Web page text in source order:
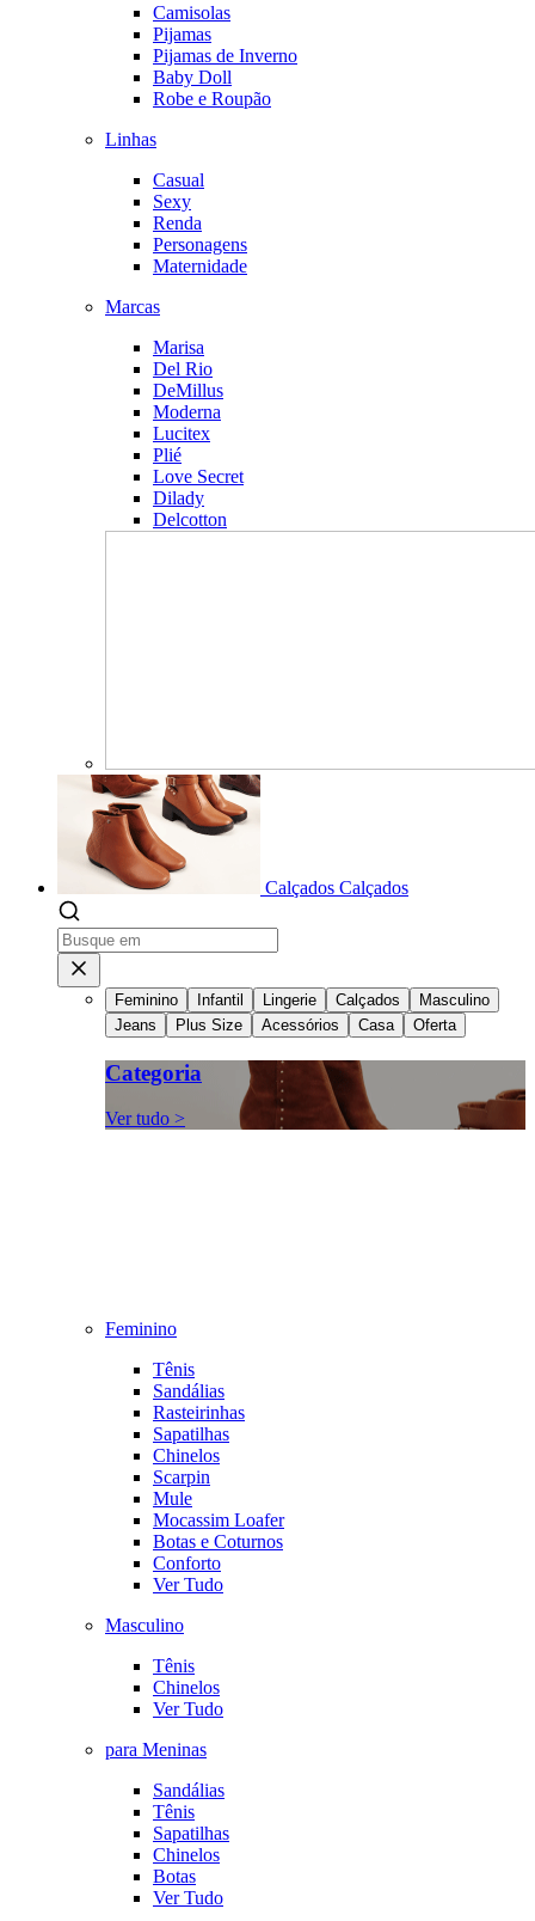
Camisolas
Pijamas
Pijamas de Inverno
Baby Doll
Robe e Roupão
Linhas
Casual
Sexy
Renda
Personagens
Maternidade
Marcas
Marisa
Del Rio
DeMillus
Moderna
Lucitex
Plié
Love Secret
Dilady
Delcotton
Calçados Calçados
Feminino Infantil Lingerie Calçados
Masculino
Jeans
Plus Size Acessórios Casa Oferta
Categoria
Ver tudo >
Feminino
Tênis
Sandálias
Rasteirinhas
Sapatilhas
Chinelos
Scarpin
Mule
Mocassim Loafer
Botas e Coturnos
Conforto
Ver Tudo
Masculino
Tênis
Chinelos
Ver Tudo
para Meninas
Sandálias
Tênis
Sapatilhas
Chinelos
Botas
Ver Tudo